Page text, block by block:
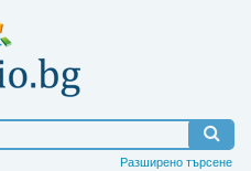
Разширено търсене